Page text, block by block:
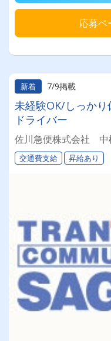
応募ペ
新着 7/9掲載
未経験OK/しっか
ドライバー
佐川急便株式会社 中
交通費支給 昇給あり